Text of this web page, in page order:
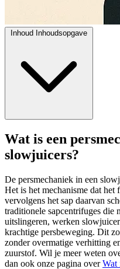
Inhoud Inhoudsopgave
Wat is een
slowjuicers?
De persmechaniek in een
Het is het mechanisme dat
vervolgens het sap daarvan
traditionele sapcentrifuges die
uitslingeren, werken
krachtige persbeweging. Dit
zonder overmatige verhitting
zuurstof. Wil je meer weten
dan ook onze pagina overWat